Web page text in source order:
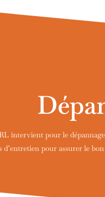
intervient pour le
d’entretien pour assurer le